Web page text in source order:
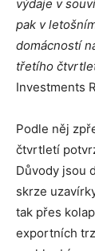
výdaje v
pak v
domácností
třetího
Investments
Podle něj
čtvrtletí
Důvody jsou
skrze
tak přes
exportních